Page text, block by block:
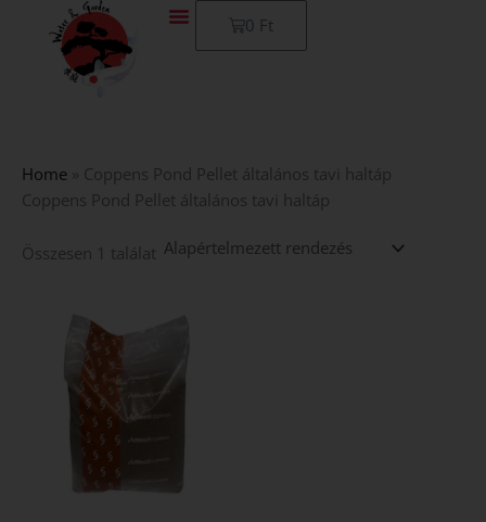
0 Ft
Kosár
Home
Coppens Pond Pellet általános tavi haltáp
Coppens Pond Pellet általános tavi haltáp
Összesen 1 találat